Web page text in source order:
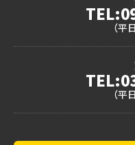
（平
（平